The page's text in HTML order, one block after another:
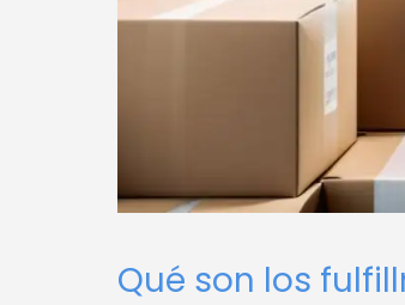
Qué son los